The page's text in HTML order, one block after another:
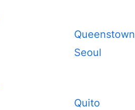
Queenstown
Seoul
Quito